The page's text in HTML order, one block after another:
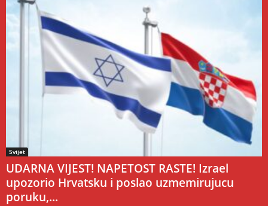
Svijet
UDARNA VIJEST! NAPETOST RASTE! Izrael
upozorio Hrvatsku i poslao uzmemirujucu
poruku,...